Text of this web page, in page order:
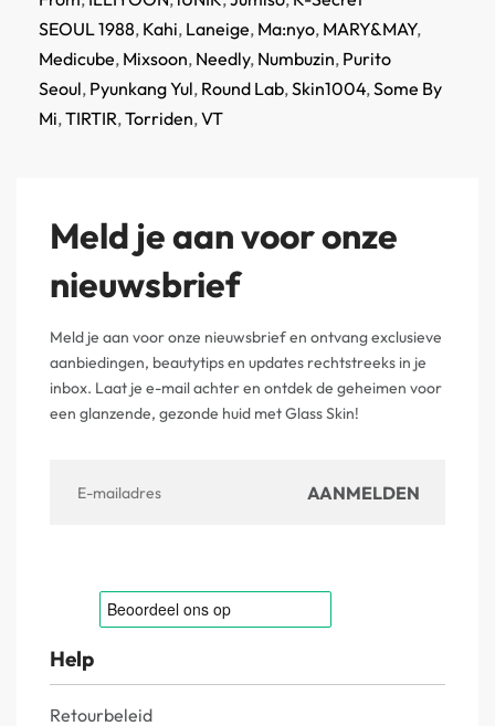
SEOUL 1988, Kahi, Laneige, Ma:nyo, MARY&MAY,
Medicube, Mixsoon, Needly, Numbuzin, Purito
Seoul, Pyunkang Yul, Round Lab,Skin1004,Some By
Mi,TIRTIR,Torriden,VT
Meld je aan voor onze
nieuwsbrief
Meld je aan voor onze nieuwsbrief en ontvang exclusieve
aanbiedingen, beautytips en updates rechtstreeks in je
inbox. Laat je e-mail achter en ontdek de geheimen voor
een glanzende, gezonde huid met Glass Skin!
Help
Retourbeleid